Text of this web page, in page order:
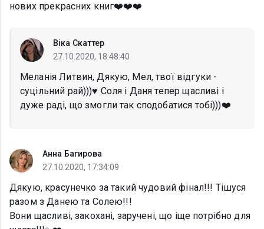
нових прекрасних книг❤️❤️❤️
Віка Скаттер
27.10.2020, 18:48:40
Меланія Литвин, Дякую, Мел, твої відгуки -
суцільний рай)))♥️ Соля і Даня тепер щасливі і
дуже раді, що змогли так сподобатися тобі)))❤️
Анна Багирова
27.10.2020, 17:34:09
Дякую, красунечко за такий чудовий фінал!!! Тішуся
разом з Данею та Солею!!!
Вони щасливі, закохані, заручені, що іще потрібно для